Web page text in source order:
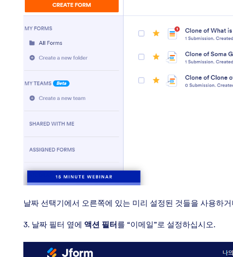
날짜 선택기에서 오른쪽에 있는 미리 설정된 것들을 사용하
3. 날짜 필터 옆에 액션 필터를 “이메일”로 설정하십시오.